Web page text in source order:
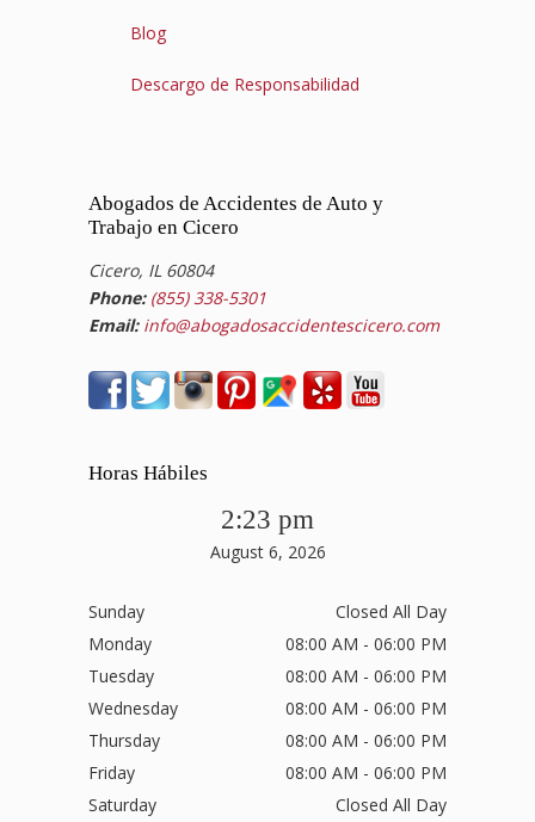
Blog
Descargo de Responsabilidad
Abogados de Accidentes de Auto y
Trabajo en Cicero
Cicero, IL 60804
Phone: (855) 338-5301
Email: info@abogadosaccidentescicero.com
Horas Hábiles
2:23 pm
August 6, 2026
Sunday
Closed All Day
Monday
08:00 AM - 06:00 PM
Tuesday
08:00 AM - 06:00 PM
Wednesday
08:00 AM - 06:00 PM
Thursday
08:00 AM - 06:00 PM
Friday
08:00 AM - 06:00 PM
Saturday
Closed All Day